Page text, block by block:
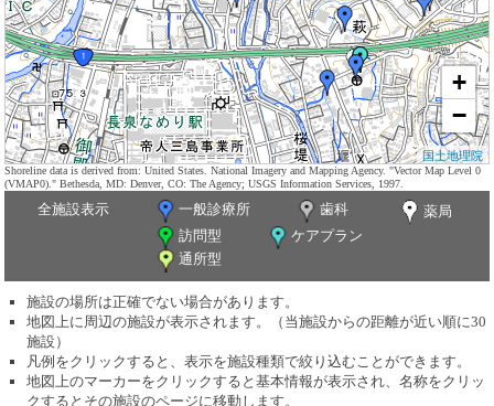
+
−
国土地理院
Shoreline data is derived from: United States. National Imagery and Mapping Agency. "Vector Map Level 0
(VMAP0)." Bethesda, MD: Denver, CO: The Agency; USGS Information Services, 1997.
全施設表示 一般診療所 歯科
薬局
訪問型
ケアプラン
通所型
施設の場所は正確でない場合があります。
地図上に周辺の施設が表示されます。（当施設からの距離が近い順に30
施設）
凡例をクリックすると、表示を施設種類で絞り込むことができます。
地図上のマーカーをクリックすると基本情報が表示され、名称をクリッ
クするとその施設のページに移動します。